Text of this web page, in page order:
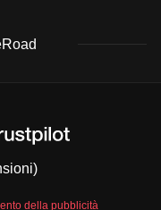
e condizioni
generali
della pubblicità